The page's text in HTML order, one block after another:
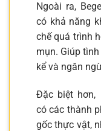
Ngoài ra,
có khả năng
chế quá trình
mụn. Giúp
kể và ngăn
Đặc biệt hơn,
có các thành
gốc thực vật,